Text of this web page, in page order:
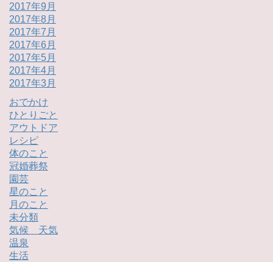
2017年9月
2017年8月
2017年7月
2017年6月
2017年5月
2017年4月
2017年3月
おでかけ
ひとりごと
アウトドア
レシピ
体のこと
冠婚葬祭
園芸
星のこと
月のこと
未分類
気候 天気
温泉
生活